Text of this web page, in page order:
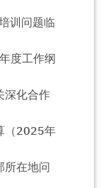
训问题临
度工作纲
深化合作
（2025年
所在地问